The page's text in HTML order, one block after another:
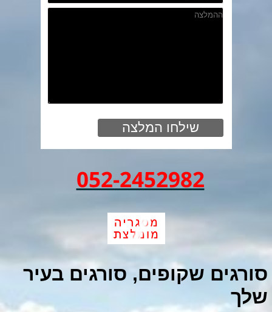
052-2452982
סורגים שקופים, סורגים בעיר
שלך